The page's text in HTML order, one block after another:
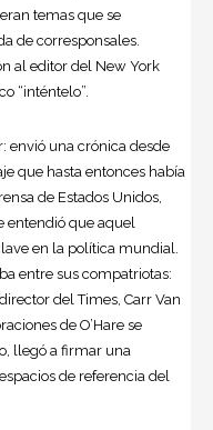
temas que se
de corresponsales.
al editor del New York
“inténtelo”.
envió una crónica desde
que hasta entonces había
de Estados Unidos,
entendió que aquel
en la política mundial.
entre sus compatriotas:
del Times, Carr Van
de O’Hare se
llegó a firmar una
de referencia del